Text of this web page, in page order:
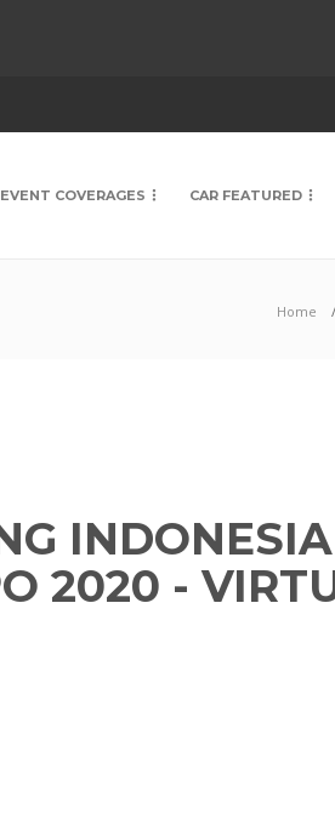
EVENT COVERAGES CAR FEATURED
Home
INDONESIA
2020 -